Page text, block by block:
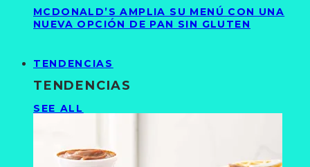
MCDONALD’S AMPLIA SU MENÚ CON UNA
NUEVA OPCIÓN DE PAN SIN GLUTEN
TENDENCIAS
TENDENCIAS
SEE ALL